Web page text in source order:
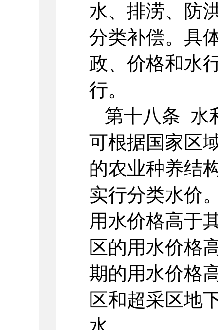
水、排涝、防
分类补偿。具
政、价格和水
行。
第十八条 水
可根据国家区
的农业种养结
实行分类水价
用水价格高于
区的用水价格
期的用水价格
区和超采区地